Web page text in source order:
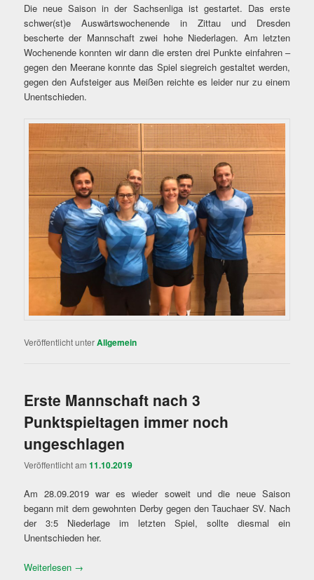
Die neue Saison in der Sachsenliga ist gestartet. Das erste
schwer(st)e Auswärtswochenende in Zittau und Dresden
bescherte der Mannschaft zwei hohe Niederlagen. Am letzten
Wochenende konnten wir dann die ersten drei Punkte einfahren –
gegen den Meerane konnte das Spiel siegreich gestaltet werden,
gegen den Aufsteiger aus Meißen reichte es leider nur zu einem
Unentschieden.
Veröffentlicht unterAllgemein
Erste Mannschaft nach 3
Punktspieltagen immer noch
ungeschlagen
Veröffentlicht am11.10.2019
Am 28.09.2019 war es wieder soweit und die neue Saison
begann mit dem gewohnten Derby gegen den Tauchaer SV. Nach
der 3:5 Niederlage im letzten Spiel, sollte diesmal ein
Unentschieden her.
Weiterlesen →